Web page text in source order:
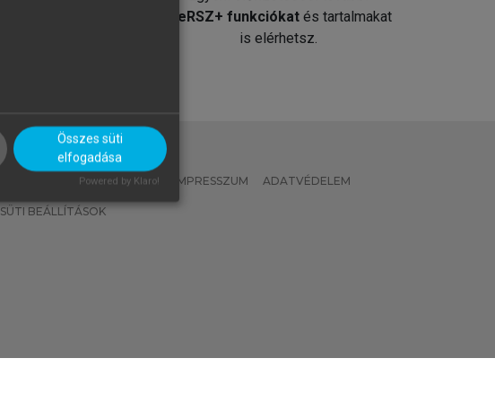
MeRSZ+ funkciókat és tartalmakat
is elérhetsz.
MI – ÁLTALÁNOS IRÁNYELVEK IMPRESSZUM ADATVÉDELEM
SÜTI BEÁLLÍTÁSOK
Összes süti
elfogadása
Powered by Klaro!